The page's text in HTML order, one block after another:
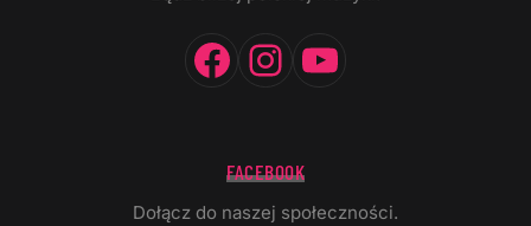
Facebook
Instagram
FACEBOOK
Dołącz do naszej społeczności.